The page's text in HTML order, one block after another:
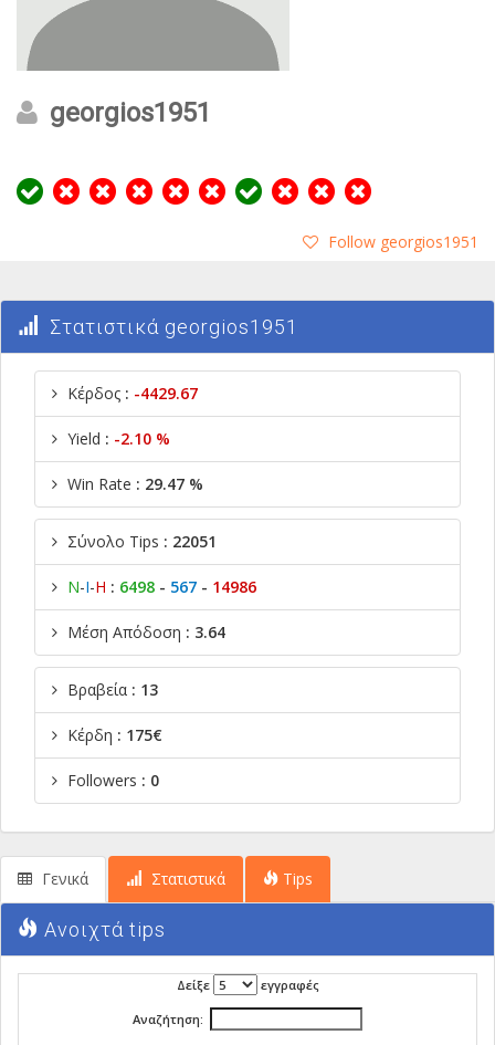
georgios1951
Follow georgios1951
Στατιστικά georgios1951
Κέρδος : -4429.67
Yield : -2.10 %
Win Rate : 29.47 %
Σύνολο Tips : 22051
Ν-Ι-Η : 6498 - 567 - 14986
Μέση Απόδοση : 3.64
Βραβεία : 13
Κέρδη : 175€
Followers : 0
Γενικά Στατιστικά Tips
Ανοιχτά tips
Δείξε εγγραφές
Αναζήτηση: